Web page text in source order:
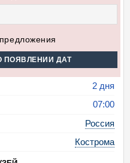
ПОЯВЛЕНИИ ДАТ
2 дня
07:00
Россия
Кострома